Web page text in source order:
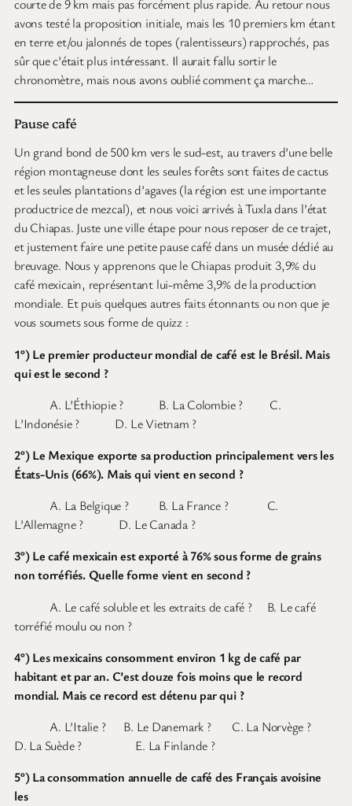
courte de 9 km mais pas forcément plus rapide. Au retour nous
avons testé la proposition initiale, mais les 10 premiers km étant
en terre et/ou jalonnés de topes (ralentisseurs) rapprochés, pas
sûr que c’était plus intéressant. Il aurait fallu sortir le
chronomètre, mais nous avons oublié comment ça marche…
Pause café
Un grand bond de 500 km vers le sud-est, au travers d’une belle
région montagneuse dont les seules forêts sont faites de cactus
et les seules plantations d’agaves (la région est une importante
productrice de mezcal), et nous voici arrivés à Tuxla dans l’état
du Chiapas. Juste une ville étape pour nous reposer de ce trajet,
et justement faire une petite pause café dans un musée dédié au
breuvage. Nous y apprenons que le Chiapas produit 3,9% du
café mexicain, représentant lui-même 3,9% de la production
mondiale. Et puis quelques autres faits étonnants ou non que je
vous soumets sous forme de quizz :
1°) Le premier producteur mondial de café est le Brésil. Mais
qui est le second ?
A. L’Éthiopie ? B. La Colombie ? C.
L’Indonésie ? D. Le Vietnam ?
2°) Le Mexique exporte sa production principalement vers les
États-Unis (66%). Mais qui vient en second ?
A. La Belgique ? B. La France ? C.
L’Allemagne ? D. Le Canada ?
3°) Le café mexicain est exporté à 76% sous forme de grains
non torréfiés. Quelle forme vient en second ?
A. Le café soluble et les extraits de café ? B. Le café
torréfié moulu ou non ?
4°) Les mexicains consomment environ 1 kg de café par
habitant et par an. C’est douze fois moins que le record
mondial. Mais ce record est détenu par qui ?
A. L’Italie ? B. Le Danemark ? C. La Norvège ?
D. La Suède ? E. La Finlande ?
5°) La consommation annuelle de café des Français avoisine
les